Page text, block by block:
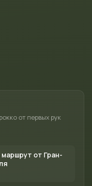
от первых рук
от Гран-